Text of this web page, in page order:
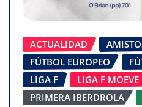
ACTUALIDAD
FÚTBOL EUROPEO
LIGA F
LIGA F MOEVE
PRIMERA IBERDROLA